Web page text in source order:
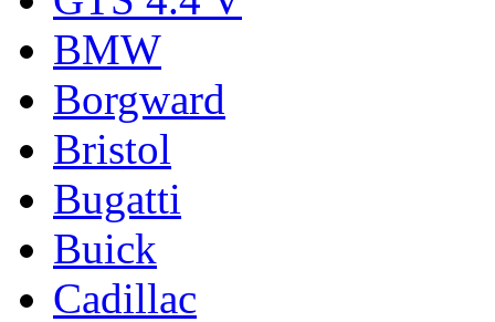
BMW
Borgward
Bristol
Bugatti
Buick
Cadillac